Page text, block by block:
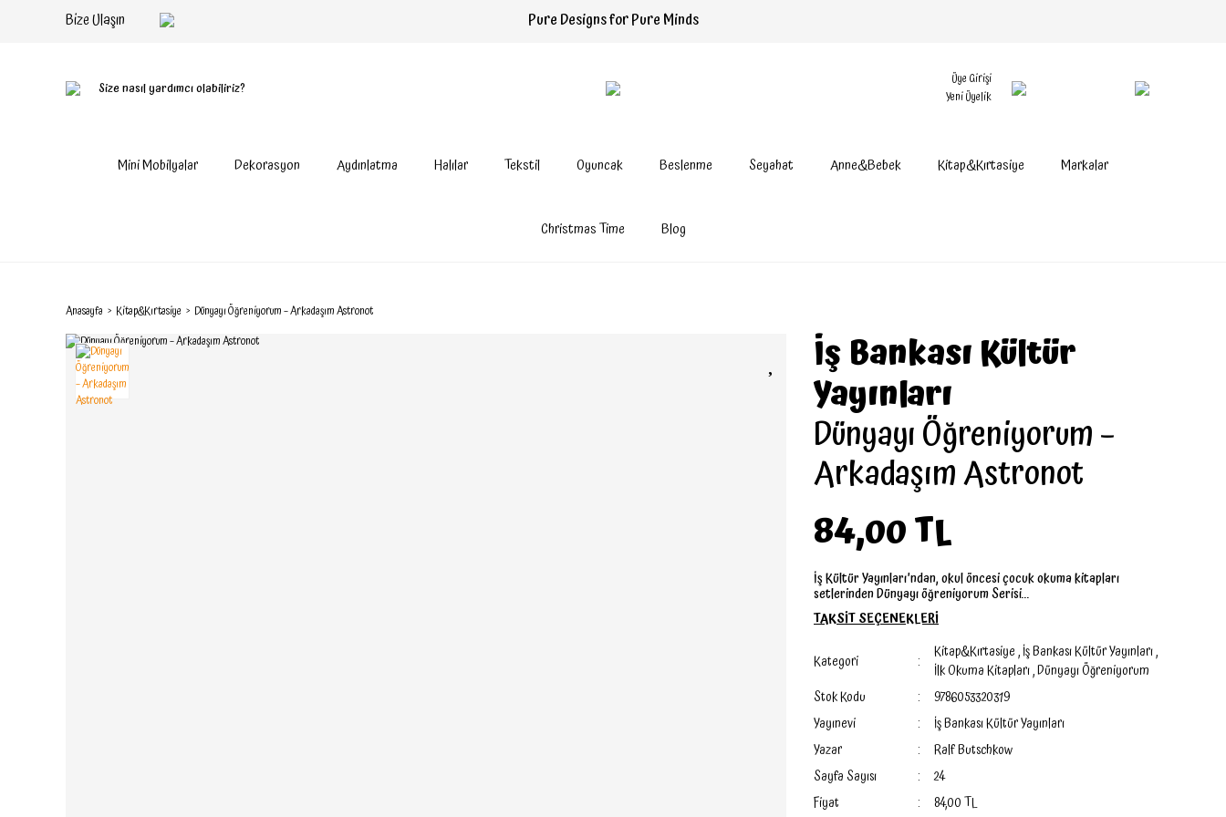
Bize Ulaşın Pure Designs for Pure Minds
Size nasıl yardımcı olabiliriz?
Üye Girişi
Yeni Üyelik
Mini Mobilyalar Dekorasyon Aydınlatma Halılar Tekstil Oyuncak Beslenme Seyahat Anne&Bebek Kitap&Kırtasiye Markalar
Christmas Time Blog
Anasayfa Kitap&Kırtasiye Dünyayı Öğreniyorum – Arkadaşım Astronot
İş Bankası Kültür
Yayınları
Dünyayı Öğreniyorum –
Arkadaşım Astronot
84,00 TL
İş Kültür Yayınları’ndan, okul öncesi çocuk okuma kitapları
setlerinden Dünyayı öğreniyorum Serisi...
TAKSİT SEÇENEKLERİ
Kategori Kitap&Kırtasiye,İş Bankası Kültür Yayınları,
İlk Okuma Kitapları,Dünyayı Öğreniyorum
Stok Kodu
9786053320319
Yayınevi
İş Bankası Kültür Yayınları
Yazar
Ralf Butschkow
Sayfa Sayısı
24
Fiyat
84,00 TL